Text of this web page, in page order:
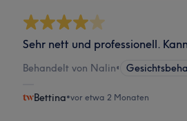
Sehr nett und professionell.
Behandelt von Nalin•
Bettina•vor etwa 2 Monaten